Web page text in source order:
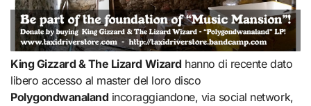
King Gizzard & The Lizard Wizard hanno di recente dato
libero accesso al master del loro disco
Polygondwanaland incoraggiandone, via social network,